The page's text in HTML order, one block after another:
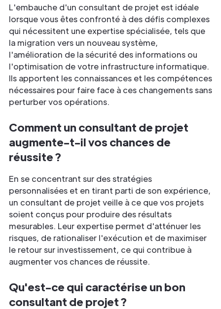
L'embauche d'un consultant de projet est idéale
lorsque vous êtes confronté à des défis complexes
qui nécessitent une expertise spécialisée, tels que
la migration vers un nouveau système,
l'amélioration de la sécurité des informations ou
l'optimisation de votre infrastructure informatique.
Ils apportent les connaissances et les compétences
nécessaires pour faire face à ces changements sans
perturber vos opérations.
Comment un consultant de projet
augmente-t-il vos chances de
réussite ?
En se concentrant sur des stratégies
personnalisées et en tirant parti de son expérience,
un consultant de projet veille à ce que vos projets
soient conçus pour produire des résultats
mesurables. Leur expertise permet d'atténuer les
risques, de rationaliser l'exécution et de maximiser
le retour sur investissement, ce qui contribue à
augmenter vos chances de réussite.
Qu'est-ce qui caractérise un bon
consultant de projet ?